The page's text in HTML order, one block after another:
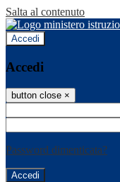
Salta al contenuto
Accedi
Accedi
button close ×
Password dimenticata?